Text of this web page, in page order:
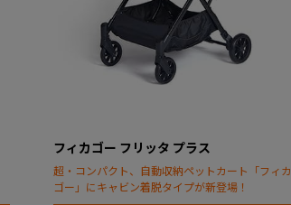
フィカゴー フリッタ プラス
超・コンパクト、自動収納ペットカート「フィカ
ゴー」にキャビン着脱タイプが新登場！